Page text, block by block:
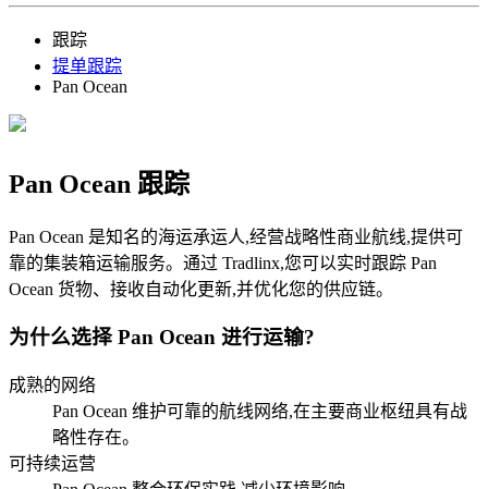
跟踪
提单跟踪
Pan Ocean
Pan Ocean 跟踪
Pan Ocean 是知名的海运承运人,经营战略性商业航线,提供可
靠的集装箱运输服务。通过 Tradlinx,您可以实时跟踪 Pan
Ocean 货物、接收自动化更新,并优化您的供应链。
为什么选择 Pan Ocean 进行运输?
成熟的网络
Pan Ocean 维护可靠的航线网络,在主要商业枢纽具有战
略性存在。
可持续运营